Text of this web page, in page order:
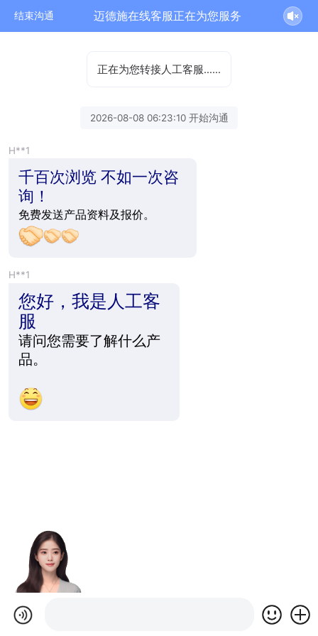
结束沟通 迈德施在线客服正在为您服务
正在为您转接人工客服……
2026-08-08 06:23:10 开始沟通
H**1
千百次浏览 不如一次咨
询！
免费发送产品资料及报价。
H**1
您好，我是人工客
服
请问您需要了解什么产
品。